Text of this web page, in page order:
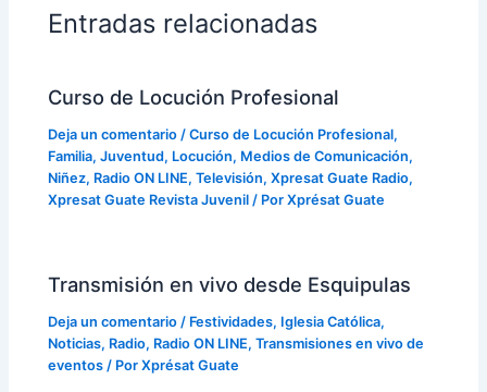
Entradas relacionadas
Curso de Locución Profesional
Deja un comentario /Curso de Locución Profesional,
Familia,Juventud, Locución, Medios de Comunicación,
Niñez, Radio ON LINE,Televisión,Xpresat Guate Radio,
Xpresat Guate Revista Juvenil / PorXprésat Guate
Transmisión en vivo desde Esquipulas
Deja un comentario / Festividades, Iglesia Católica,
Noticias, Radio, Radio ON LINE,Transmisiones en vivo de
eventos / PorXprésat Guate